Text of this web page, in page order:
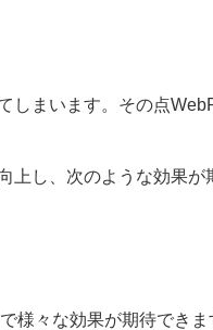
まいます。その点WebP
し、次のような効果が
様々な効果が期待できま